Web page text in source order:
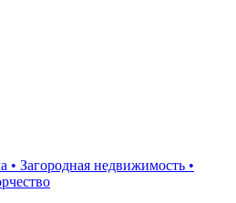
• Загородная недвижимость •